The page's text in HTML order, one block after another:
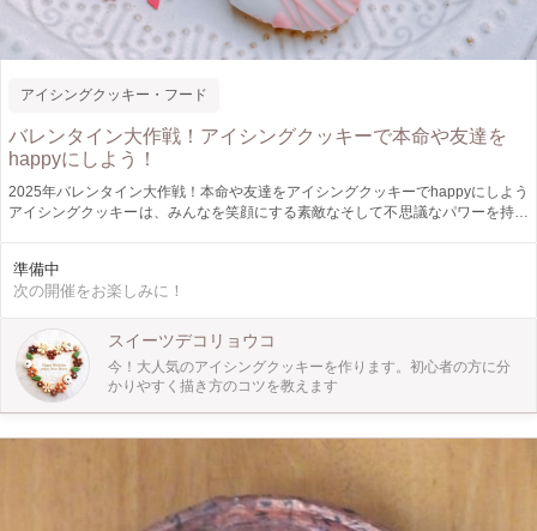
アイシングクッキー・フード
バレンタイン大作戦！アイシングクッキーで本命や友達を
happyにしよう！
2025年バレンタイン大作戦！本命や友達をアイシングクッキーでhappyにしよう
アイシングクッキーは、みんなを笑顔にする素敵なそして不思議なパワーを持っ
す バレンタイン企画としてラッピングをおつけします。 大切な方のためにアイ
シングクッキー作りましょう 今年は、大井町駅すぐの素敵なカフェで開催しま
準備中
次の開催をお楽しみに！
スイーツデコリョウコ
今！大人気のアイシングクッキーを作ります。初心者の方に分
かりやすく描き方のコツを教えます